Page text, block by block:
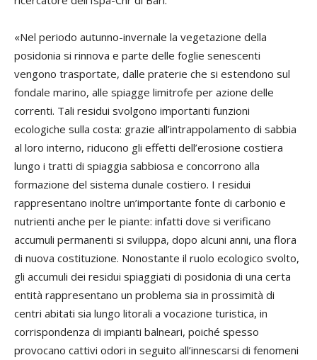
«Nel periodo autunno-invernale la vegetazione della
posidonia si rinnova e parte delle foglie senescenti
vengono trasportate, dalle praterie che si estendono sul
fondale marino, alle spiagge limitrofe per azione delle
correnti. Tali residui svolgono importanti funzioni
ecologiche sulla costa: grazie all’intrappolamento di sabbia
al loro interno, riducono gli effetti dell’erosione costiera
lungo i tratti di spiaggia sabbiosa e concorrono alla
formazione del sistema dunale costiero. I residui
rappresentano inoltre un’importante fonte di carbonio e
nutrienti anche per le piante: infatti dove si verificano
accumuli permanenti si sviluppa, dopo alcuni anni, una flora
di nuova costituzione. Nonostante il ruolo ecologico svolto,
gli accumuli dei residui spiaggiati di posidonia di una certa
entità rappresentano un problema sia in prossimità di
centri abitati sia lungo litorali a vocazione turistica, in
corrispondenza di impianti balneari, poiché spesso
provocano cattivi odori in seguito all’innescarsi di fenomeni